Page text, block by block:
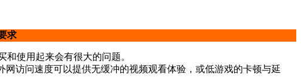
求
使用起来会有很大的问题。
访问速度可以提供无缓冲的视频观看体验，或低游戏的卡顿与延